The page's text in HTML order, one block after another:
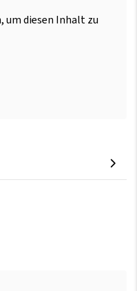
um diesen Inhalt zu